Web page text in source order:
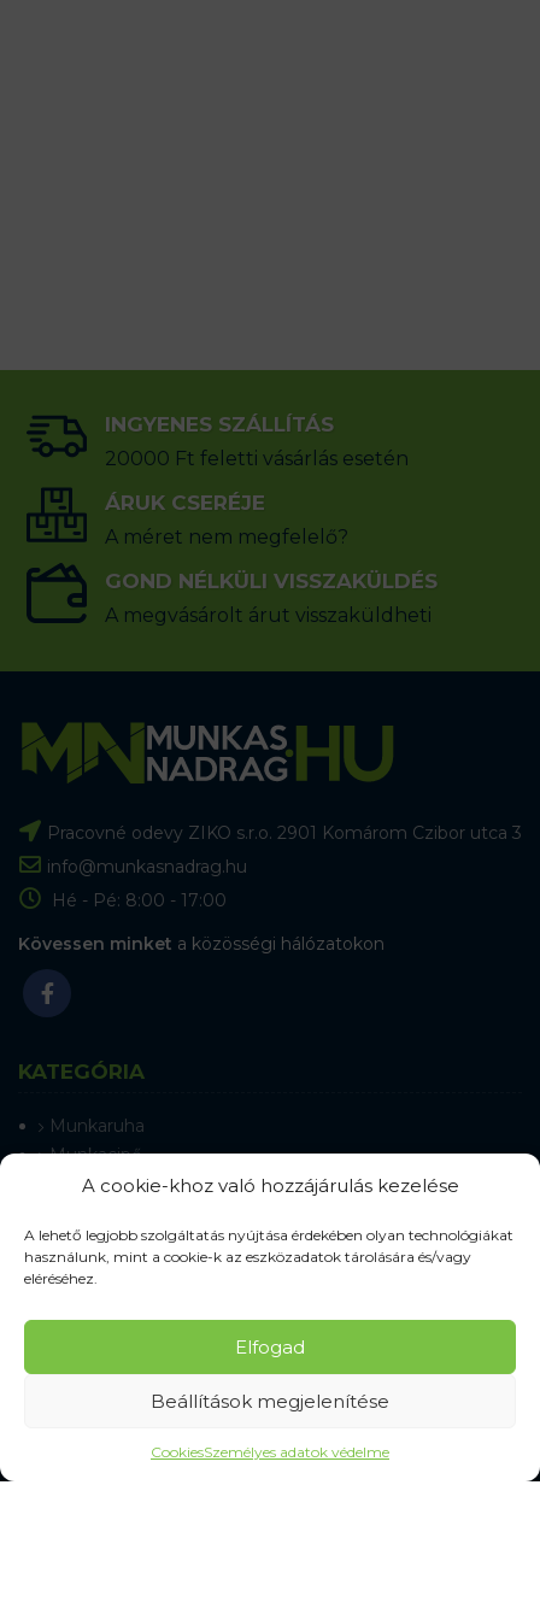
A cookie-khoz való hozzájárulás kezelése
A lehető legjobb szolgáltatás nyújtása érdekében olyan technológiákat
használunk, mint a cookie-k az eszközadatok tárolására és/vagy
eléréséhez.
Elfogad
Beállítások megjelenítése
CookiesSzemélyes adatok védelme
INGYENES SZÁLLÍTÁS
20000 Ft feletti vásárlás esetén
ÁRUK CSERÉJE
A méret nem megfelelő?
GOND NÉLKÜLI VISSZAKÜLDÉS
A megvásárolt árut visszaküldheti
Pracovné odevy ZIKO s.r.o. 2901 Komárom Czibor utca 3
info@munkasnadrag.hu
Hé - Pé: 8:00 - 17:00
Kövessen minket a közösségi hálózatokon
KATEGÓRIA
Munkaruha
Munkacipő
Terepmintás ruházat
Munkaeszközök
Jelzőeszközök
SZOLGÁLTATÁSOK
Gyakran Ismételt Kérdések